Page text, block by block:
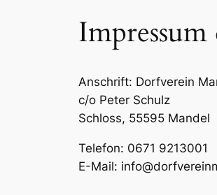
Impressum
Anschrift: Dorfverein
c/o Peter Schulz
Schloss, 55595 Mandel
Telefon: 0671 9213001
E-Mail: